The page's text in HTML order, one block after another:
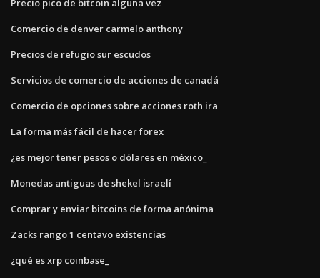
Precio pico de bitcoin alguna vez
Comercio de denver carmelo anthony
Precios de refugio sur escudos
Servicios de comercio de acciones de canadá
Comercio de opciones sobre acciones roth ira
La forma más fácil de hacer forex
¿es mejor tener pesos o dólares en méxico_
Monedas antiguas de shekel israelí
Comprar y enviar bitcoins de forma anónima
Zacks rango 1 centavo existencias
¿qué es xrp coinbase_